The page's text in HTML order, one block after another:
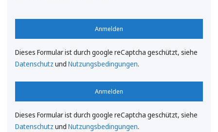
Anmelden
Dieses Formular ist durch google reCaptcha geschützt, siehe
Datenschutz und Nutzungsbedingungen.
Anmelden
Dieses Formular ist durch google reCaptcha geschützt, siehe
Datenschutz und Nutzungsbedingungen.